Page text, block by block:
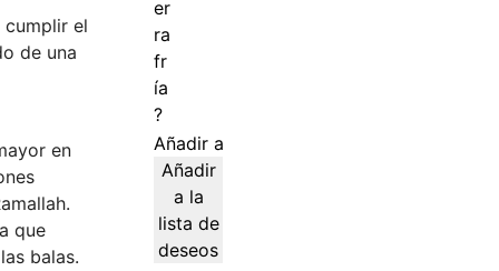
el
de una
en
que
balas.
Añadir al carrito
Añadir
a la
lista de
deseos